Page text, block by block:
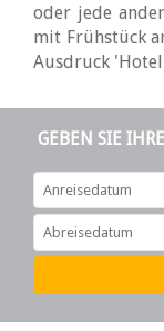
oder jede
mit Frühstück
Ausdruck 'Hotel
GEBEN SIE